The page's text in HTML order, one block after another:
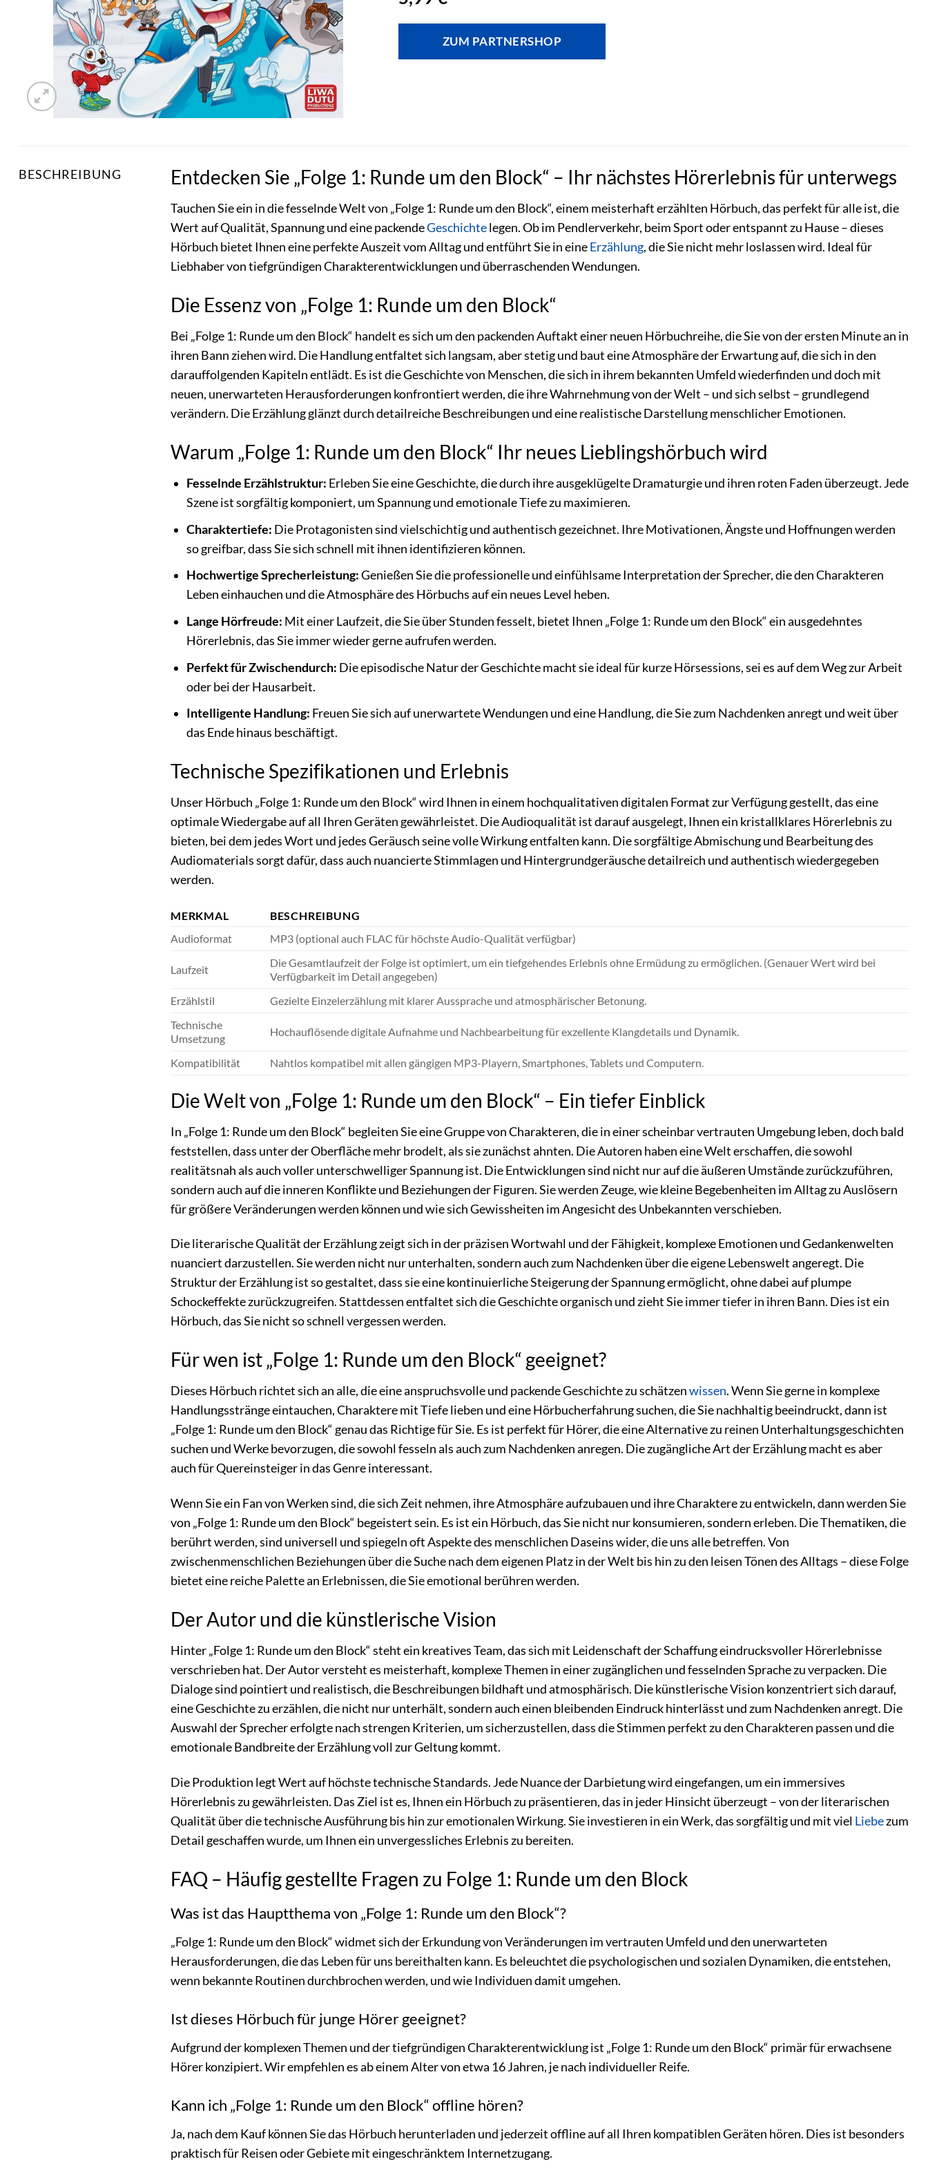
ZUM PARTNERSHOP
BESCHREIBUNG Entdecken Sie „Folge 1: Runde um den Block“ – Ihr nächstes Hörerlebnis für unterwegs
Tauchen Sie ein in die fesselnde Welt von „Folge 1: Runde um den Block“, einem meisterhaft erzählten Hörbuch, das perfekt für alle ist, die
Wert auf Qualität, Spannung und eine packendeGeschichtelegen. Ob im Pendlerverkehr, beim Sport oder entspannt zu Hause – dieses
Hörbuch bietet Ihnen eine perfekte Auszeit vom Alltag und entführt Sie in eineErzählung, die Sie nicht mehr loslassen wird. Ideal für
Liebhaber von tiefgründigen Charakterentwicklungen und überraschenden Wendungen.
Die Essenz von „Folge 1: Runde um den Block“
Bei „Folge 1: Runde um den Block“ handelt es sich um den packenden Auftakt einer neuen Hörbuchreihe, die Sie von der ersten Minute an in
ihren Bann ziehen wird. Die Handlung entfaltet sich langsam, aber stetig und baut eine Atmosphäre der Erwartung auf, die sich in den
darauffolgenden Kapiteln entlädt. Es ist die Geschichte von Menschen, die sich in ihrem bekannten Umfeld wiederfinden und doch mit
neuen, unerwarteten Herausforderungen konfrontiert werden, die ihre Wahrnehmung von der Welt – und sich selbst – grundlegend
verändern. Die Erzählung glänzt durch detailreiche Beschreibungen und eine realistische Darstellung menschlicher Emotionen.
Warum „Folge 1: Runde um den Block“ Ihr neues Lieblingshörbuch wird
Fesselnde Erzählstruktur: Erleben Sie eine Geschichte, die durch ihre ausgeklügelte Dramaturgie und ihren roten Faden überzeugt. Jede
Szene ist sorgfältig komponiert, um Spannung und emotionale Tiefe zu maximieren.
Charaktertiefe: Die Protagonisten sind vielschichtig und authentisch gezeichnet. Ihre Motivationen, Ängste und Hoffnungen werden
so greifbar, dass Sie sich schnell mit ihnen identifizieren können.
Hochwertige Sprecherleistung:Genießen Sie die professionelle und einfühlsame Interpretation der Sprecher, die den Charakteren
Leben einhauchen und die Atmosphäre des Hörbuchs auf ein neues Level heben.
Lange Hörfreude: Mit einer Laufzeit, die Sie über Stunden fesselt, bietet Ihnen „Folge 1: Runde um den Block“ ein ausgedehntes
Hörerlebnis, das Sie immer wieder gerne aufrufen werden.
Perfekt für Zwischendurch: Die episodische Natur der Geschichte macht sie ideal für kurze Hörsessions, sei es auf dem Weg zur Arbeit
oder bei der Hausarbeit.
Intelligente Handlung: Freuen Sie sich auf unerwartete Wendungen und eine Handlung, die Sie zum Nachdenken anregt und weit über
das Ende hinaus beschäftigt.
Technische Spezifikationen und Erlebnis
Unser Hörbuch „Folge 1: Runde um den Block“ wird Ihnen in einem hochqualitativen digitalen Format zur Verfügung gestellt, das eine
optimale Wiedergabe auf all Ihren Geräten gewährleistet. Die Audioqualität ist darauf ausgelegt, Ihnen ein kristallklares Hörerlebnis zu
bieten, bei dem jedes Wort und jedes Geräusch seine volle Wirkung entfalten kann. Die sorgfältige Abmischung und Bearbeitung des
Audiomaterials sorgt dafür, dass auch nuancierte Stimmlagen und Hintergrundgeräusche detailreich und authentisch wiedergegeben
werden.
MERKMAL
BESCHREIBUNG
Audioformat
MP3 (optional auch FLAC für höchste Audio-Qualität verfügbar)
Laufzeit
Die Gesamtlaufzeit der Folge ist optimiert, um ein tiefgehendes Erlebnis ohne Ermüdung zu ermöglichen. (Genauer Wert wird bei
Verfügbarkeit im Detail angegeben)
Erzählstil
Gezielte Einzelerzählung mit klarer Aussprache und atmosphärischer Betonung.
Technische
Umsetzung
Hochauflösende digitale Aufnahme und Nachbearbeitung für exzellente Klangdetails und Dynamik.
Kompatibilität Nahtlos kompatibel mit allen gängigen MP3-Playern, Smartphones, Tablets und Computern.
Die Welt von „Folge 1: Runde um den Block“ – Ein tiefer Einblick
In „Folge 1: Runde um den Block“ begleiten Sie eine Gruppe von Charakteren, die in einer scheinbar vertrauten Umgebung leben, doch bald
feststellen, dass unter der Oberfläche mehr brodelt, als sie zunächst ahnten. Die Autoren haben eine Welt erschaffen, die sowohl
realitätsnah als auch voller unterschwelliger Spannung ist. Die Entwicklungen sind nicht nur auf die äußeren Umstände zurückzuführen,
sondern auch auf die inneren Konflikte und Beziehungen der Figuren. Sie werden Zeuge, wie kleine Begebenheiten im Alltag zu Auslösern
für größere Veränderungen werden können und wie sich Gewissheiten im Angesicht des Unbekannten verschieben.
Die literarische Qualität der Erzählung zeigt sich in der präzisen Wortwahl und der Fähigkeit, komplexe Emotionen und Gedankenwelten
nuanciert darzustellen. Sie werden nicht nur unterhalten, sondern auch zum Nachdenken über die eigene Lebenswelt angeregt. Die
Struktur der Erzählung ist so gestaltet, dass sie eine kontinuierliche Steigerung der Spannung ermöglicht, ohne dabei auf plumpe
Schockeffekte zurückzugreifen. Stattdessen entfaltet sich die Geschichte organisch und zieht Sie immer tiefer in ihren Bann. Dies ist ein
Hörbuch, das Sie nicht so schnell vergessen werden.
Für wen ist „Folge 1: Runde um den Block“ geeignet?
Dieses Hörbuch richtet sich an alle, die eine anspruchsvolle und packende Geschichte zu schätzenwissen. Wenn Sie gerne in komplexe
Handlungsstränge eintauchen, Charaktere mit Tiefe lieben und eine Hörbucherfahrung suchen, die Sie nachhaltig beeindruckt, dann ist
„Folge 1: Runde um den Block“ genau das Richtige für Sie. Es ist perfekt für Hörer, die eine Alternative zu reinen Unterhaltungsgeschichten
suchen und Werke bevorzugen, die sowohl fesseln als auch zum Nachdenken anregen. Die zugängliche Art der Erzählung macht es aber
auch für Quereinsteiger in das Genre interessant.
Wenn Sie ein Fan von Werken sind, die sich Zeit nehmen, ihre Atmosphäre aufzubauen und ihre Charaktere zu entwickeln, dann werden Sie
von „Folge 1: Runde um den Block“ begeistert sein. Es ist ein Hörbuch, das Sie nicht nur konsumieren, sondern erleben. Die Thematiken, die
berührt werden, sind universell und spiegeln oft Aspekte des menschlichen Daseins wider, die uns alle betreffen. Von
zwischenmenschlichen Beziehungen über die Suche nach dem eigenen Platz in der Welt bis hin zu den leisen Tönen des Alltags – diese Folge
bietet eine reiche Palette an Erlebnissen, die Sie emotional berühren werden.
Der Autor und die künstlerische Vision
Hinter „Folge 1: Runde um den Block“ steht ein kreatives Team, das sich mit Leidenschaft der Schaffung eindrucksvoller Hörerlebnisse
verschrieben hat. Der Autor versteht es meisterhaft, komplexe Themen in einer zugänglichen und fesselnden Sprache zu verpacken. Die
Dialoge sind pointiert und realistisch, die Beschreibungen bildhaft und atmosphärisch. Die künstlerische Vision konzentriert sich darauf,
eine Geschichte zu erzählen, die nicht nur unterhält, sondern auch einen bleibenden Eindruck hinterlässt und zum Nachdenken anregt. Die
Auswahl der Sprecher erfolgte nach strengen Kriterien, um sicherzustellen, dass die Stimmen perfekt zu den Charakteren passen und die
emotionale Bandbreite der Erzählung voll zur Geltung kommt.
Die Produktion legt Wert auf höchste technische Standards. Jede Nuance der Darbietung wird eingefangen, um ein immersives
Hörerlebnis zu gewährleisten. Das Ziel ist es, Ihnen ein Hörbuch zu präsentieren, das in jeder Hinsicht überzeugt – von der literarischen
Qualität über die technische Ausführung bis hin zur emotionalen Wirkung. Sie investieren in ein Werk, das sorgfältig und mit viel Liebezum
Detail geschaffen wurde, um Ihnen ein unvergessliches Erlebnis zu bereiten.
FAQ – Häufig gestellte Fragen zu Folge 1: Runde um den Block
Was ist das Hauptthema von „Folge 1: Runde um den Block“?
„Folge 1: Runde um den Block“ widmet sich der Erkundung von Veränderungen im vertrauten Umfeld und den unerwarteten
Herausforderungen, die das Leben für uns bereithalten kann. Es beleuchtet die psychologischen und sozialen Dynamiken, die entstehen,
wenn bekannte Routinen durchbrochen werden, und wie Individuen damit umgehen.
Ist dieses Hörbuch für junge Hörer geeignet?
Aufgrund der komplexen Themen und der tiefgründigen Charakterentwicklung ist „Folge 1: Runde um den Block“ primär für erwachsene
Hörer konzipiert. Wir empfehlen es ab einem Alter von etwa 16 Jahren, je nach individueller Reife.
Kann ich „Folge 1: Runde um den Block“ offline hören?
Ja, nach dem Kauf können Sie das Hörbuch herunterladen und jederzeit offline auf all Ihren kompatiblen Geräten hören. Dies ist besonders
praktisch für Reisen oder Gebiete mit eingeschränktem Internetzugang.